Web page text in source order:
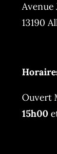
Avenue
13190
Ouvert
15h00